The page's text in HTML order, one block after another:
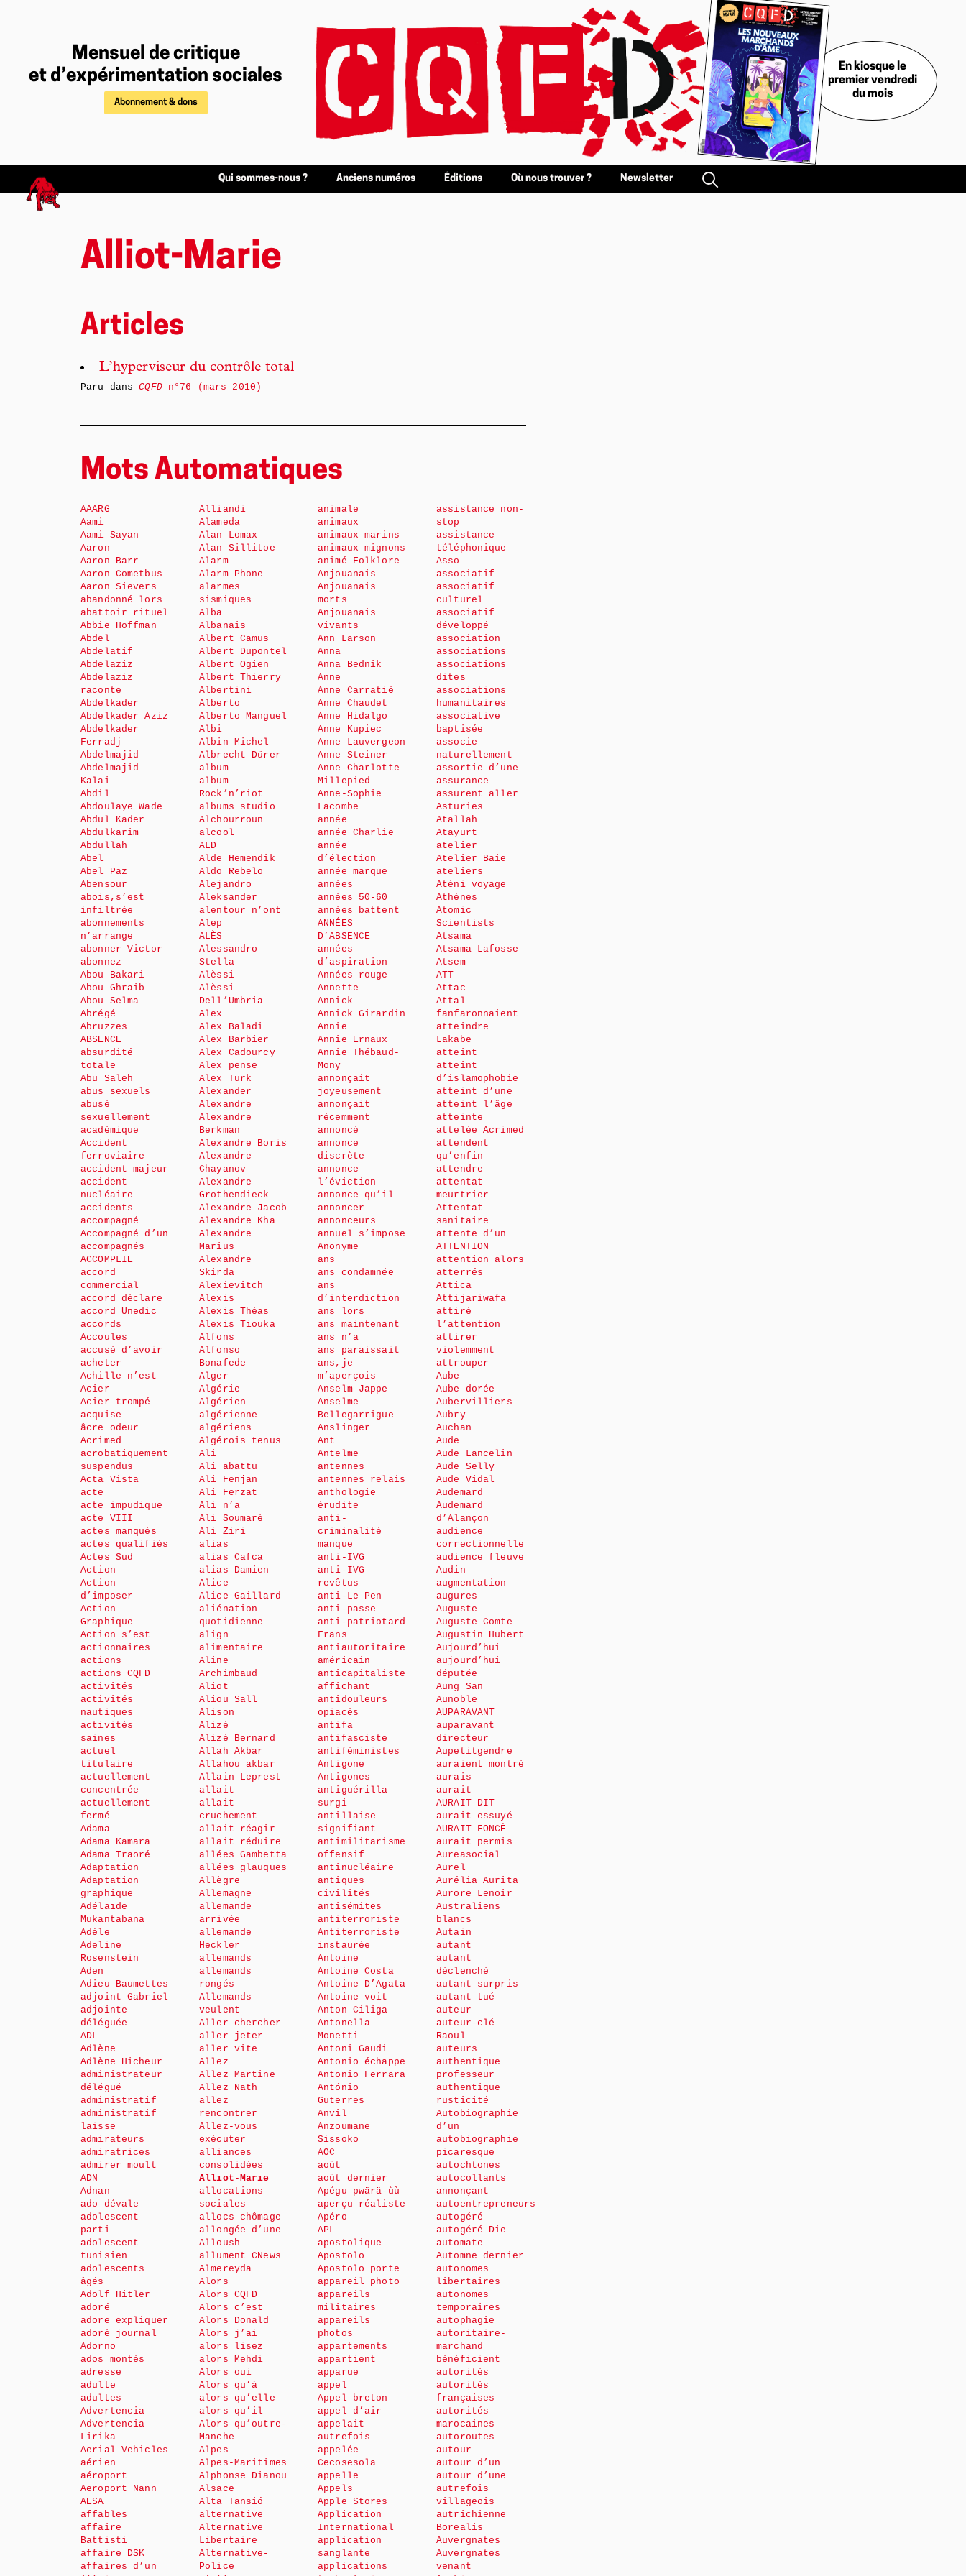
Mensuel de critique
et d’expérimentation sociales
Abonnement & dons
En kiosque le
premier vendredi
du mois
Qui sommes-nous ? Anciens numéros Éditions Où nous trouver ? Newsletter
Alliot-Marie
Articles
L’hyperviseur du contrôle total
Paru dansCQFDn°76 (mars 2010)
Mots Automatiques
AAARG
Aami
Aami Sayan
Aaron
Aaron Barr
Aaron Cometbus
Aaron Sievers
abandonné lors
abattoir rituel
Abbie Hoffman
Abdel
Abdelatif
Abdelaziz
Abdelaziz
raconte
Abdelkader
Abdelkader Aziz
Abdelkader
Ferradj
Abdelmajid
Abdelmajid
Kalai
Abdil
Abdoulaye Wade
Abdul Kader
Abdulkarim
Abdullah
Abel
Abel Paz
Abensour
abois,s’est
infiltrée
abonnements
n’arrange
abonner Victor
abonnez
Abou Bakari
Abou Ghraib
Abou Selma
Abrégé
Abruzzes
ABSENCE
absurdité
totale
Abu Saleh
abus sexuels
abusé
sexuellement
académique
Accident
ferroviaire
accident majeur
accident
nucléaire
accidents
accompagné
Accompagné d’un
accompagnés
ACCOMPLIE
accord
commercial
accord déclare
accord Unedic
accords
Accoules
accusé d’avoir
acheter
Achille n’est
Acier
Acier trompé
acquise
âcre odeur
Acrimed
acrobatiquement
suspendus
Acta Vista
acte
acte impudique
acte VIII
actes manqués
actes qualifiés
Actes Sud
Action
Action
d’imposer
Action
Graphique
Action s’est
actionnaires
actions
actions CQFD
activités
activités
nautiques
activités
saines
actuel
titulaire
actuellement
concentrée
actuellement
fermé
Adama
Adama Kamara
Adama Traoré
Adaptation
Adaptation
graphique
Adélaïde
Mukantabana
Adèle
Adeline
Rosenstein
Aden
Adieu Baumettes
adjoint Gabriel
adjointe
déléguée
ADL
Adlène
Adlène Hicheur
administrateur
délégué
administratif
administratif
laisse
admirateurs
admiratrices
admirer moult
ADN
Adnan
ado dévale
adolescent
parti
adolescent
tunisien
adolescents
âgés
Adolf Hitler
adoré
adore expliquer
adoré journal
Adorno
ados montés
adresse
adulte
adultes
Advertencia
Advertencia
Lirika
Aerial Vehicles
aérien
aéroport
Aeroport Nann
AESA
affables
affaire
Battisti
affaire DSK
affaires d’un
Alliandi
Alameda
Alan Lomax
Alan Sillitoe
Alarm
Alarm Phone
alarmes
sismiques
Alba
Albanais
Albert Camus
Albert Dupontel
Albert Ogien
Albert Thierry
Albertini
Alberto
Alberto Manguel
Albi
Albin Michel
Albrecht Dürer
album
album
Rock’n’riot
albums studio
Alchourroun
alcool
ALD
Alde Hemendik
Aldo Rebelo
Alejandro
Aleksander
alentour n’ont
Alep
ALÈS
Alessandro
Stella
Alèssi
Alèssi
Dell’Umbria
Alex
Alex Baladi
Alex Barbier
Alex Cadourcy
Alex pense
Alex Türk
Alexander
Alexandre
Alexandre
Berkman
Alexandre Boris
Alexandre
Chayanov
Alexandre
Grothendieck
Alexandre Jacob
Alexandre Kha
Alexandre
Marius
Alexandre
Skirda
Alexievitch
Alexis
Alexis Théas
Alexis Tiouka
Alfons
Alfonso
Bonafede
Alger
Algérie
Algérien
algérienne
algériens
Algérois tenus
Ali
Ali abattu
Ali Fenjan
Ali Ferzat
Ali n’a
Ali Soumaré
Ali Ziri
alias
alias Cafca
alias Damien
Alice
Alice Gaillard
aliénation
quotidienne
align
alimentaire
Aline
Archimbaud
Aliot
Aliou Sall
Alison
Alizé
Alizé Bernard
Allah Akbar
Allahou akbar
Allain Leprest
allait
allait
cruchement
allait réagir
allait réduire
allées Gambetta
allées glauques
Allègre
Allemagne
allemande
arrivée
allemande
Heckler
allemands
allemands
rongés
Allemands
veulent
Aller chercher
aller jeter
aller vite
Allez
Allez Martine
Allez Nath
allez
rencontrer
Allez-vous
exécuter
alliances
consolidées
Alliot-Marie
allocations
sociales
allocs chômage
allongée d’une
Alloush
allument CNews
Almereyda
Alors
Alors CQFD
Alors c’est
Alors Donald
Alors j’ai
alors lisez
alors Mehdi
Alors oui
Alors qu’à
alors qu’elle
alors qu’il
Alors qu’outre-
Manche
Alpes
Alpes-Maritimes
Alphonse Dianou
Alsace
Alta Tansió
alternative
Alternative
Libertaire
Alternative-
Police
animale
animaux
animaux marins
animaux mignons
animé Folklore
Anjouanais
Anjouanais
morts
Anjouanais
vivants
Ann Larson
Anna
Anna Bednik
Anne
Anne Carratié
Anne Chaudet
Anne Hidalgo
Anne Kupiec
Anne Lauvergeon
Anne Steiner
Anne-Charlotte
Millepied
Anne-Sophie
Lacombe
année
année Charlie
année
d’élection
année marque
années
années 50-60
années battent
ANNÉES
D’ABSENCE
années
d’aspiration
Années rouge
Annette
Annick
Annick Girardin
Annie
Annie Ernaux
Annie Thébaud-
Mony
annonçait
joyeusement
annonçait
récemment
annoncé
annonce
discrète
annonce
l’éviction
annonce qu’il
annoncer
annonceurs
annuel s’impose
Anonyme
ans
ans condamnée
ans
d’interdiction
ans lors
ans maintenant
ans n’a
ans paraissait
ans,je
m’aperçois
Anselm Jappe
Anselme
Bellegarrigue
Anslinger
Ant
Antelme
antennes
antennes relais
anthologie
érudite
anti-
criminalité
manque
anti-IVG
anti-IVG
revêtus
anti-Le Pen
anti-passe
anti-patriotard
Frans
antiautoritaire
américain
anticapitaliste
affichant
antidouleurs
opiacés
antifa
antifasciste
antiféministes
Antigone
Antigones
antiguérilla
surgi
antillaise
signifiant
antimilitarisme
offensif
antinucléaire
antiques
civilités
antisémites
antiterroriste
Antiterroriste
instaurée
Antoine
Antoine Costa
Antoine D’Agata
Antoine voit
Anton Ciliga
Antonella
Monetti
Antoni Gaudi
Antonio échappe
Antonio Ferrara
António
Guterres
Anvil
Anzoumane
Sissoko
AOC
août
août dernier
Apégu pwärä-ùù
aperçu réaliste
Apéro
APL
apostolique
Apostolo
Apostolo porte
appareil photo
appareils
militaires
appareils
photos
appartements
appartient
apparue
appel
Appel breton
appel d’air
appelait
autrefois
appelée
Cecosesola
appelle
Appels
Apple Stores
Application
International
application
sanglante
applications
assistance non-
stop
assistance
téléphonique
Asso
associatif
associatif
culturel
associatif
développé
association
associations
associations
dites
associations
humanitaires
associative
baptisée
associe
naturellement
assortie d’une
assurance
assurent aller
Asturies
Atallah
Atayurt
atelier
Atelier Baie
ateliers
Aténi voyage
Athènes
Atomic
Scientists
Atsama
Atsama Lafosse
Atsem
ATT
Attac
Attal
fanfaronnaient
atteindre
Lakabe
atteint
atteint
d’islamophobie
atteint d’une
atteint l’âge
atteinte
attelée Acrimed
attendent
qu’enfin
attendre
attentat
meurtrier
Attentat
sanitaire
attente d’un
ATTENTION
attention alors
atterrés
Attica
Attijariwafa
attiré
l’attention
attirer
violemment
attrouper
Aube
Aube dorée
Aubervilliers
Aubry
Auchan
Aude
Aude Lancelin
Aude Selly
Aude Vidal
Audemard
Audemard
d’Alançon
audience
correctionnelle
audience fleuve
Audin
augmentation
augures
Auguste
Auguste Comte
Augustin Hubert
Aujourd’hui
aujourd’hui
députée
Aung San
Aunoble
AUPARAVANT
auparavant
directeur
Aupetitgendre
auraient montré
aurais
aurait
AURAIT DIT
aurait essuyé
AURAIT FONCÉ
aurait permis
Aureasocial
Aurel
Aurélia Aurita
Aurore Lenoir
Australiens
blancs
Autain
autant
autant
déclenché
autant surpris
autant tué
auteur
auteur-clé
Raoul
auteurs
authentique
professeur
authentique
rusticité
Autobiographie
d’un
autobiographie
picaresque
autochtones
autocollants
annonçant
autoentrepreneurs
autogéré
autogéré Die
automate
Automne dernier
autonomes
libertaires
autonomes
temporaires
autophagie
autoritaire-
marchand
bénéficient
autorités
autorités
françaises
autorités
marocaines
autoroutes
autour
autour d’un
autour d’une
autrefois
villageois
autrichienne
Borealis
Auvergnates
Auvergnates
venant